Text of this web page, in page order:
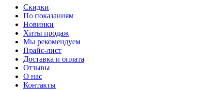
Скидки
По показаниям
Новинки
Хиты продаж
Мы рекомендуем
Прайс-лист
Доставка и оплата
Отзывы
О нас
Контакты